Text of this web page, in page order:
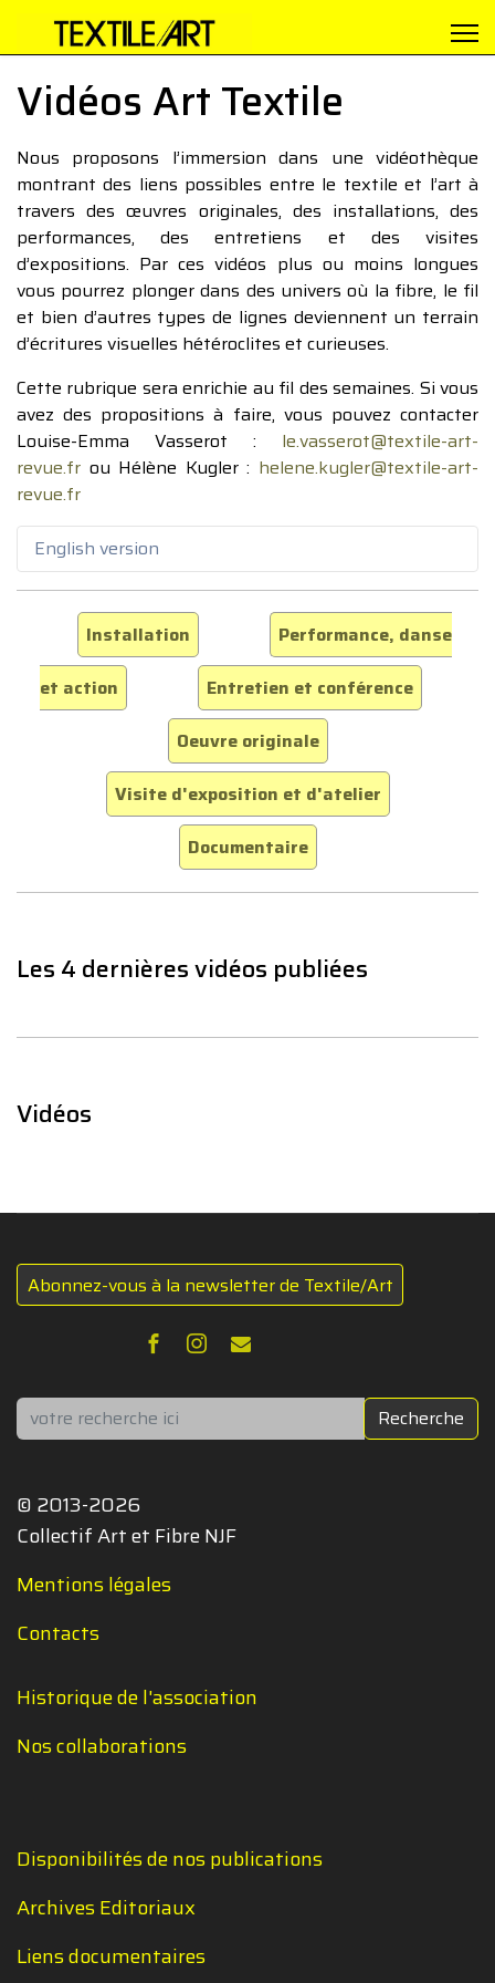
Vidéos Art Textile
Nous proposons l’immersion dans une vidéothèque
montrant des liens possibles entre le textile et l’art à
travers des œuvres originales, des installations, des
performances, des entretiens et des visites
d’expositions. Par ces vidéos plus ou moins longues
vous pourrez plonger dans des univers où la fibre, le fil
et bien d’autres types de lignes deviennent un terrain
d’écritures visuelles hétéroclites et curieuses.
Cette rubrique sera enrichie au fil des semaines. Si vous
avez des propositions à faire, vous pouvez contacter
Louise-Emma Vasserot : le.vasserot@textile-art-
revue.fr ou Hélène Kugler : helene.kugler@textile-art-
revue.fr
English version
Installation
Performance, danse
et action
Entretien et conférence
Oeuvre originale
Visite d'exposition et d'atelier
Documentaire
Les 4 dernières vidéos publiées
Vidéos
Abonnez-vous à la newsletter de Textile/Art
Rechercher Recherche
© 2013-2026
Collectif Art et Fibre NJF
Mentions légales
Contacts
Historique de l'association
Nos collaborations
Disponibilités de nos publications
Archives Editoriaux
Liens documentaires